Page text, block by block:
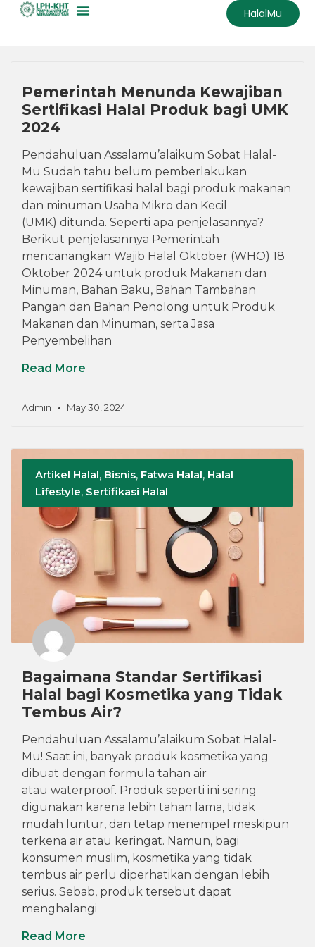
HalalMu
Pemerintah Menunda Kewajiban
Sertifikasi Halal Produk bagi UMK
2024
Pendahuluan Assalamu’alaikum Sobat Halal-
Mu Sudah tahu belum pemberlakukan
kewajiban sertifikasi halal bagi produk makanan
dan minuman Usaha Mikro dan Kecil
(UMK) ditunda. Seperti apa penjelasannya?
Berikut penjelasannya Pemerintah
mencanangkan Wajib Halal Oktober (WHO) 18
Oktober 2024 untuk produk Makanan dan
Minuman, Bahan Baku, Bahan Tambahan
Pangan dan Bahan Penolong untuk Produk
Makanan dan Minuman, serta Jasa
Penyembelihan
Read More
Admin May 30, 2024
Artikel Halal, Bisnis, Fatwa Halal, Halal
Lifestyle, Sertifikasi Halal
Bagaimana Standar Sertifikasi
Halal bagi Kosmetika yang Tidak
Tembus Air?
Pendahuluan Assalamu’alaikum Sobat Halal-
Mu! Saat ini, banyak produk kosmetika yang
dibuat dengan formula tahan air
atau waterproof. Produk seperti ini sering
digunakan karena lebih tahan lama, tidak
mudah luntur, dan tetap menempel meskipun
terkena air atau keringat. Namun, bagi
konsumen muslim, kosmetika yang tidak
tembus air perlu diperhatikan dengan lebih
serius. Sebab, produk tersebut dapat
menghalangi
Read More